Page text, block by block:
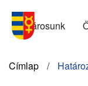
tartalomra
Menu
SK
Városunk
Morzsa
Címlap